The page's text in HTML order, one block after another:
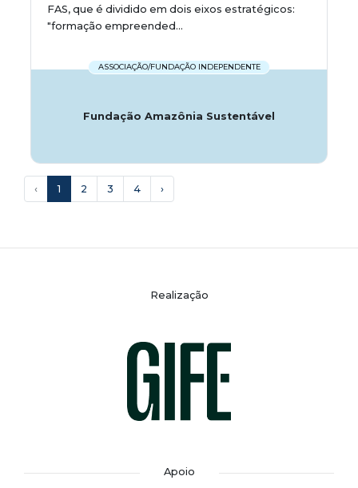
FAS, que é dividido em dois eixos estratégicos:
"formação empreended...
ASSOCIAÇÃO/FUNDAÇÃO INDEPENDENTE
Fundação Amazônia Sustentável
‹ 1 2 3 4 ›
Realização
Apoio